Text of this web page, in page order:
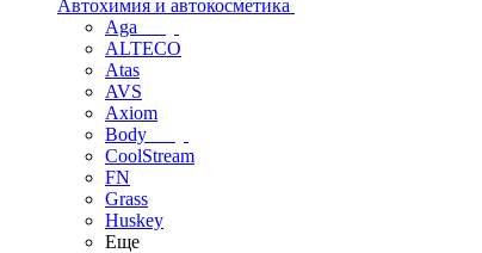
Автохимия и автокосметика
Aga
ALTECO
Atas
AVS
Axiom
Body
CoolStream
FN
Grass
Huskey
Еще